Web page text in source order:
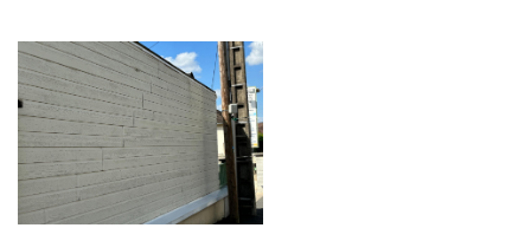
 Adresse email de réception
En cochant cette case, vous consentez à recevoir nos propositions commerciales à
l'adresse email indiqué ci-dessus. Vous pouvez vous désinscrire à tout moment en
utilisant
le formulaire de désinscription